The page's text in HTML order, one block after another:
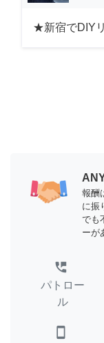
★新宿でDIY
報酬
に振
でも
ーが
perm_phone_msg
パトロー
ル
smartphone